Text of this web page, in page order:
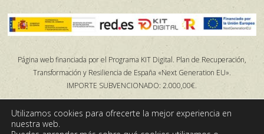
Página web financiada por el Programa KIT Digital. Plan de Recuperación,
Transformación y Resiliencia de España «Next Generation EU».
IMPORTE SUBVENCIONADO: 2.000,00€.
Utilizamos cookies para ofrecerte la mejor experiencia en
nuestra web.